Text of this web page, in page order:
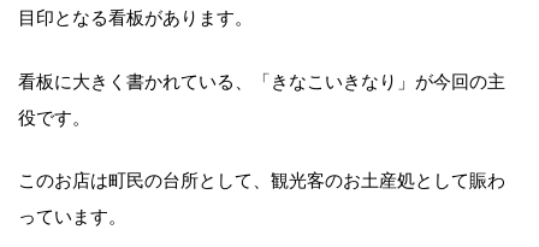
目印となる看板があります。
看板に大きく書かれている、「きなこいきなり」が今回の主
役です。
このお店は町民の台所として、観光客のお土産処として賑わ
っています。